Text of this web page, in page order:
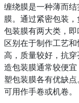
缠绕膜是一种薄而
膜。通过紧密包装，
包装膜有两大类，
区别在于制作工艺
高，质量较好，抗
造包装膜通常较便
塑包装膜各有优缺
可用作手卷或机卷。